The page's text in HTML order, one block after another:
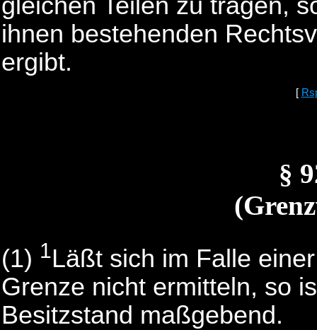
ihnen bestehenden
ergibt.
[
§
(1) 1Läßt sich im Falle
Grenze nicht ermitteln, so
Besitzstand maßgebend.